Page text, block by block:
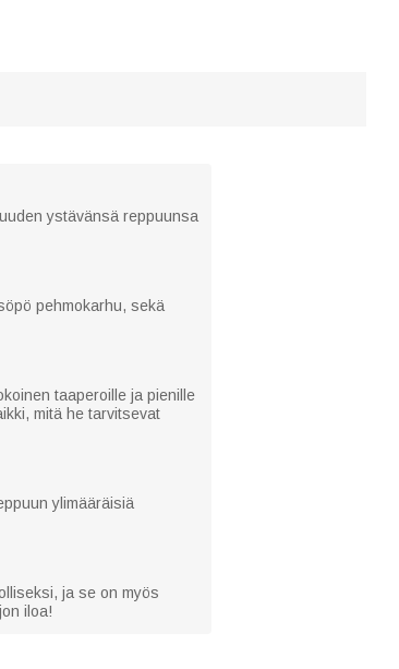
ystävänsä reppuunsa
pehmokarhu, sekä
taaperoille ja pienille
mitä he tarvitsevat
ylimääräisiä
ja se on myös
iloa!